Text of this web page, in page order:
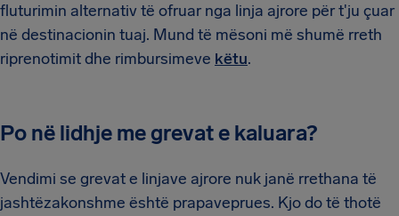
fluturimin alternativ të ofruar nga linja ajrore për t'ju çuar
në destinacionin tuaj. Mund të mësoni më shumë rreth
riprenotimit dhe rimbursimeve këtu.
Po në lidhje me grevat e kaluara?
Vendimi se grevat e linjave ajrore nuk janë rrethana të
jashtëzakonshme është prapaveprues. Kjo do të thotë